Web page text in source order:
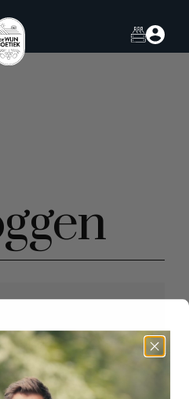
mailadres